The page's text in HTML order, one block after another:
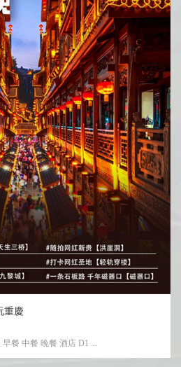
重慶
餐 中餐 晚餐 酒店 D1 ...